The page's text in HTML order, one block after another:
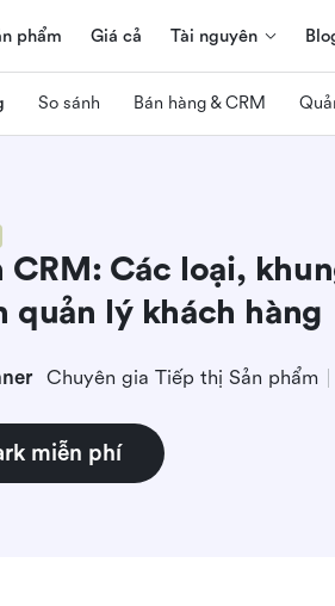
phẩm Giá cả Tài nguyên
So sánh Bán hàng & CRM
CRM: Các loại,
quản lý khách hàng
Chuyên gia Tiếp thị Sản phẩm
miễn phí